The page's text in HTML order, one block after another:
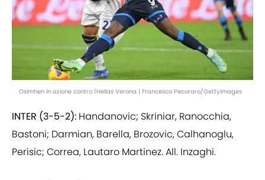
Osimhen in azione contro l'Hellas Verona | Francesco Pecoraro/GettyImages
INTER (3-5-2): Handanovic; Skriniar, Ranocchia,
Bastoni; Darmian, Barella, Brozovic, Calhanoglu,
Perisic; Correa, Lautaro Martinez. All. Inzaghi.